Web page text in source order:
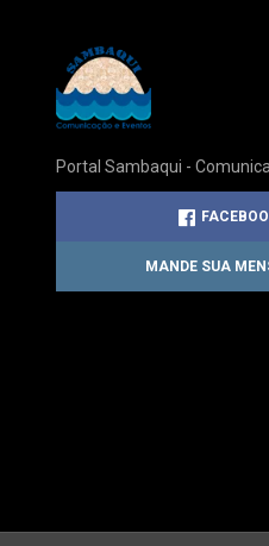
Portal Sambaqui -
MANDE SUA